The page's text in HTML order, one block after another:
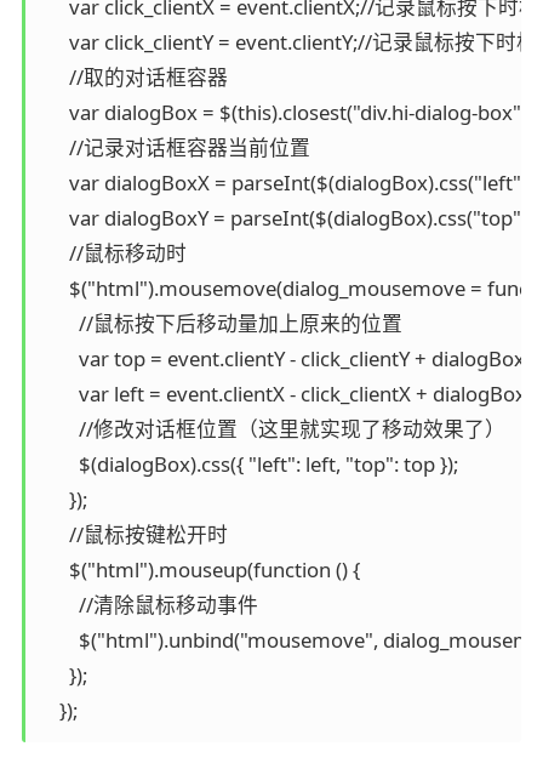
var click_clientX = event.clientX;//记录鼠标按下
var click_clientY = event.clientY;//记录鼠标按下
      //取的对话框容器
      var dialogBox = $(this).closest("div.hi-dialog-box");
      //记录对话框容器当前位置
      var dialogBoxX = parseInt($(dialogBox).css("left"));
      var dialogBoxY = parseInt($(dialogBox).css("top"));
      //鼠标移动时
$("html").mousemove(dialog_mousemove =
        //鼠标按下后移动量加上原来的位置
        var top = event.clientY - click_clientY + dialogBoxY;
        var left = event.clientX - click_clientX + dialogBoxX;
        //修改对话框位置（这里就实现了移动效果了）
        $(dialogBox).css({ "left": left, "top": top });
      });
      //鼠标按键松开时
      $("html").mouseup(function () {
        //清除鼠标移动事件
$("html").unbind("mousemove",
      });
    });